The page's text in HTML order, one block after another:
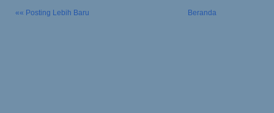
«« Posting Lebih Baru Beranda